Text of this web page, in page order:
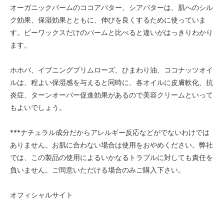
オーガニックバームのココアバター、シアバターは、肌へのシル
ク効果、保湿効果とともに、伸びを良くするために使っていま
す。ビーワックスだけのバームと比べると違いがはっきりわかり
ます。
ホホバ、イブニングプリムローズ、ひまわり油、ココナッツオイ
ルは、程よい保湿感を与えると同時に、各オイルに皮膚軟化、抗
炎症、ターンオーバー促進効果があるので美容クリームといって
もよいでしょう。
***ナチュラル成分だからアレルギー反応などがでないわけでは
ありません。お肌に合わない場合は使用をおやめください。弊社
では、この製品の使用によるいかなるトラブルに対しても責任を
負いません。ご同意いただける場合のみご購入下さい。
オフィシャルサイト